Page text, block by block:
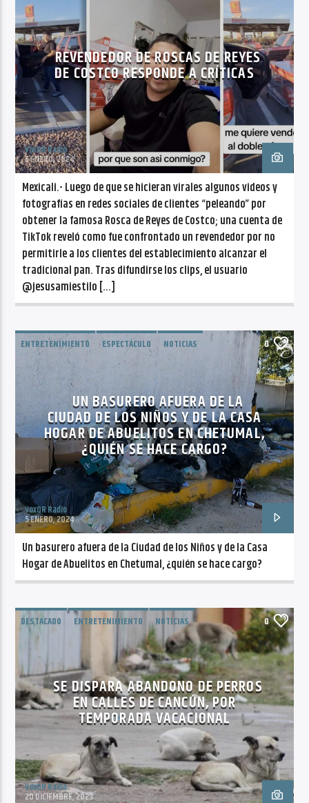
TENDENCIAS
REVENDEDOR DE ROSCAS DE REYES
DE COSTCO RESPONDE A CRÍTICAS
VoxQR Radio
5 ENERO, 2024
Mexicali.- Luego de que se hicieran virales algunos videos y
fotografías en redes sociales de clientes “peleando” por
obtener la famosa Rosca de Reyes de Costco; una cuenta de
TikTok reveló como fue confrontado un revendedor por no
permitirle a los clientes del establecimiento alcanzar el
tradicional pan. Tras difundirse los clips, el usuario
@jesusamiestilo […]
ENTRETENIMIENTO ESPECTÁCULO
NOTICIAS
TENDENCIAS
0
UN BASURERO AFUERA DE LA
CIUDAD DE LOS NIÑOS Y DE LA CASA
HOGAR DE ABUELITOS EN CHETUMAL,
¿QUIÉN SE HACE CARGO?
VoxQR Radio
5 ENERO, 2024
Un basurero afuera de la Ciudad de los Niños y de la Casa
Hogar de Abuelitos en Chetumal, ¿quién se hace cargo?
DESTACADO ENTRETENIMIENTO
NOTICIAS
0
SE DISPARA ABANDONO DE PERROS
EN CALLES DE CANCÚN, POR
TEMPORADA VACACIONAL
VoxQR Radio
20 DICIEMBRE, 2023